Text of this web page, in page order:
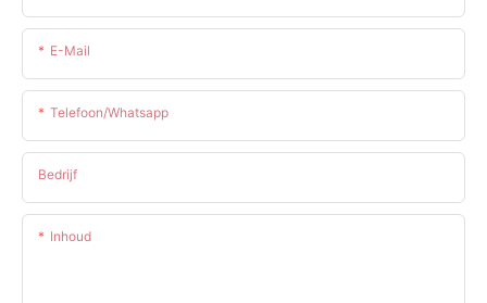
E-Mail
Telefoon/whatsapp
Bedrijf
Inhoud